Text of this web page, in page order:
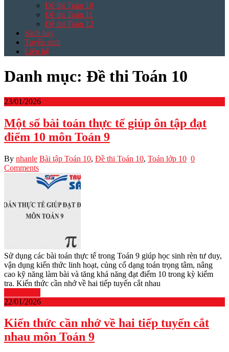
Đề thi Toán 10
Đề thi Toán 11
Đề thi Toán 12
Sách hay
Tuyển sinh
Liên hệ
Danh mục: Đề thi Toán 10
23/01/2026
Một số bài toán thực tế giúp ôn tập đạt
điểm 10 môn Toán 9
By nhanle Bài tập Toán 10, Đề thi Toán 10, Toán lớp 10 0
Comments
Sử dụng các bài toán thực tế trong Toán 9 giúp học sinh rèn tư duy,
vận dụng kiến thức linh hoạt, củng cố dạng toán trọng tâm, nâng
cao kỹ năng làm bài và tăng khả năng đạt điểm 10 trong kỳ kiểm
tra. Kiến thức cần nhớ về hai tiếp tuyến cắt nhau
22/01/2026
Kiến thức cần nhớ về hai tiếp tuyến cắt
nhau môn Toán 9